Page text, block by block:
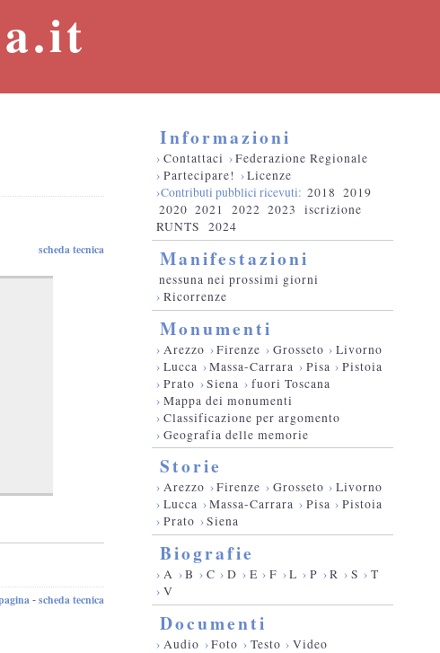
scheda tecnica
- scheda tecnica
Informazioni
› Contattaci ›Federazione Regionale
› Partecipare! ›Licenze
›Contributi pubblici ricevuti: 2018 2019
2020 2021 2022 2023
iscrizione
RUNTS
2024
Manifestazioni
nessuna nei prossimi giorni
› Ricorrenze
Monumenti
› Arezzo ›Firenze › Grosseto › Livorno
› Lucca ›Massa-Carrara › Pisa › Pistoia
› Prato ›Siena › fuori Toscana
› Mappa dei monumenti
› Classificazione per argomento
› Geografia delle memorie
Storie
› Arezzo ›Firenze › Grosseto › Livorno
› Lucca ›Massa-Carrara › Pisa › Pistoia
› Prato ›Siena
Biografie
› A ›B › C › D › E › F ›L › P ›R › S › T
› V
Documenti
› Audio ›Foto › Testo › Video